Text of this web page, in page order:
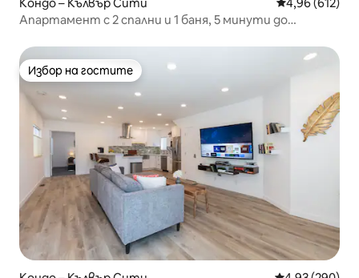
Апартамент с 2 спални и 1 баня, 5 минути до
Избор на гостите
Избор на гостите